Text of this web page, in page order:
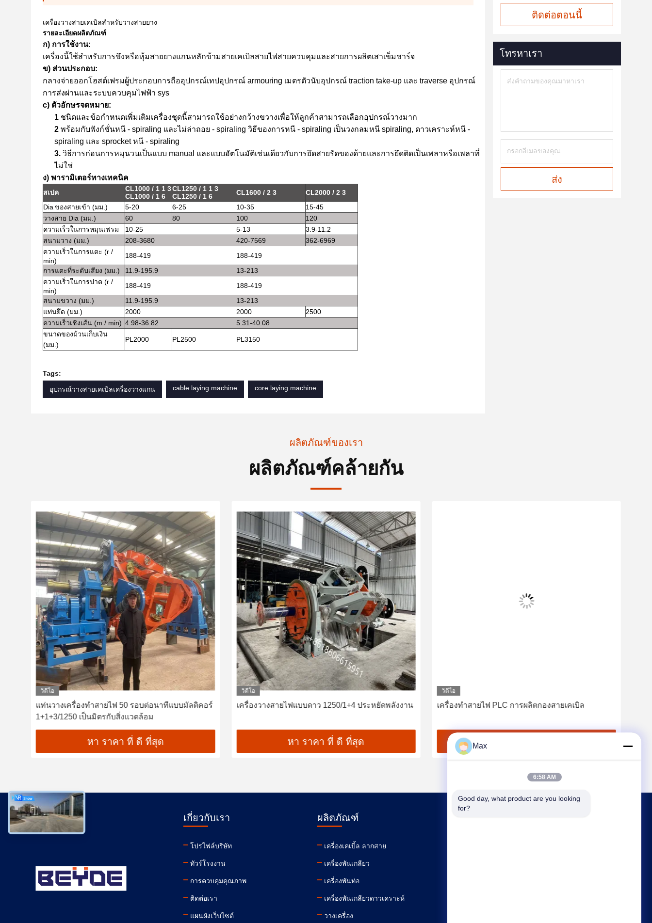
เครื่องวางสายเคเบิลสำหรับวางสายยาง
รายละเอียดผลิตภัณฑ์
ก) การใช้งาน:
เครื่องนี้ใช้สำหรับการขึงหรือหุ้มสายยางแกนหลักข้ามสายเคเบิลสายไฟสายควบคุมและสายการผลิตเสาเข็มชาร์จ
ข) ส่วนประกอบ:
กลางจ่ายออกโฮสต์เฟรมผู้ประกอบการถืออุปกรณ์เทปอุปกรณ์ armouring เมตรตัวนับอุปกรณ์ traction take-up และ traverse อุปกรณ์
การส่งผ่านและระบบควบคุมไฟฟ้า sys
c) ตัวอักษรจดหมาย:
1 ชนิดและข้อกำหนดเพิ่มเติมเครื่องชุดนี้สามารถใช้อย่างกว้างขวางเพื่อให้ลูกค้าสามารถเลือกอุปกรณ์วางมาก
2 พร้อมกับฟังก์ชั่นหนี - spiraling และไม่ล่าถอย - spiraling วิธีของการหนี - spiraling เป็นวงกลมหนี spiraling, ดาวเคราะห์หนี -
spiraling และ sprocket หนี - spiraling
3. วิธีการก่อนการหมุนวนเป็นแบบ manual และแบบอัตโนมัติเช่นเดียวกับการยึดสายรัดของด้ายและการยึดติดเป็นเพลาหรือเพลาที่
ไม่ใช่
ง) พารามิเตอร์ทางเทคนิค
สเปค
CL1000 / 1 1 3
CL1000 / 1 6
CL1250 / 1 1 3
CL1250 / 1 6
CL1600 / 2 3
CL2000 / 2 3
Dia ของสายเข้า (มม.) 5-20 6-25 10-35
15-45
วางสาย Dia (มม.)
60 80 100
120
ความเร็วในการหมุนเฟรม
10-25 5-13
3.9-11.2
สนามวาง (มม.)
208-3680 420-7569
362-6969
ความเร็วในการแตะ (r /
min)
188-419
188-419
การแตะที่ระดับเสียง (มม.)
11.9-195.9
13-213
ความเร็วในการปาด (r /
min)
188-419
188-419
สนามขวาง (มม.)
11.9-195.9
13-213
แท่นยึด (มม.)
2000 2000
2500
ความเร็วเชิงเส้น (m / min) 4.98-36.82
5.31-40.08
ขนาดของม้วนเก็บเงิน
(มม.)
PL2000 PL2500 PL3150
Tags:
อุปกรณ์วางสายเคเบิลเครื่องวางแกน cable laying machine core laying machine
ติดต่อตอนนี้
โทรหาเรา
ส่ง
ผลิตภัณฑ์ของเรา
ผลิตภัณฑ์คล้ายกัน
วิดีโอ
แท่นวางเครื่องทำสายไฟ 50 รอบต่อนาทีแบบมัลติคอร์
1+1+3/1250 เป็นมิตรกับสิ่งแวดล้อม
หา ราคา ที่ ดี ที่สุด
วิดีโอ
เครื่องวางสายไฟแบบดาว 1250/1+4 ประหยัดพลังงาน
หา ราคา ที่ ดี ที่สุด
วิดีโอ
เครื่องทำสายไฟ PLC การผลิตกองสายเคเบิล
เกี่ยวกับเรา
โปรไฟล์บริษัท
ทัวร์โรงงาน
การควบคุมคุณภาพ
ติดต่อเรา
แผนผังเว็บไซต์
ผลิตภัณฑ์
เครื่องเคเบิ้ล ลากสาย
เครื่องพันเกลียว
เครื่องพันท่อ
เครื่องพันเกลียวดาวเคราะห์
วางเครื่อง
Max
6:58 AM
Good day, what product are you looking
for?